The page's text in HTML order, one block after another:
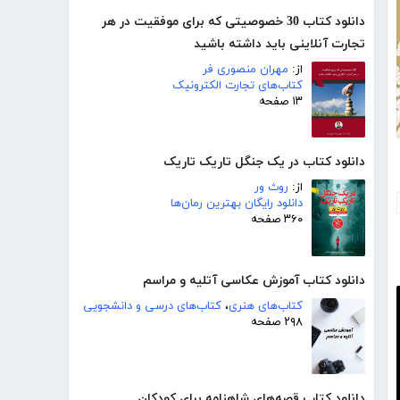
دانلود کتاب 30 خصوصیتی که برای موفقیت در هر
تجارت آنلاینی باید داشته باشید
از: مهران منصوری فر
کتاب‌های تجارت الکترونیک
۱۳ صفحه
دانلود کتاب در یک جنگل تاریک تاریک
از: روث ور
دانلود رایگان بهترین رمان‌ها
۳۶۰ صفحه
دانلود کتاب آموزش عکاسی آتلیه و مراسم
کتاب‌های هنری، کتاب‌های درسی و دانشجویی
۲۹۸ صفحه